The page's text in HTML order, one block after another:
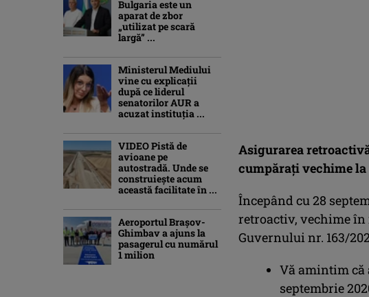
Asigurarea
cumpăraţi vechime la
Începând cu 28
retroactiv, vechime în
Guvernului nr. 163/
Vă amintim
septembrie
Bulgaria este un
aparat de zbor
„utilizat pe scară
largă” ...
Ministerul Mediului
vine cu explicații
după ce liderul
senatorilor AUR a
acuzat instituția ...
VIDEO Pistă de
avioane pe
autostradă. Unde se
construiește acum
această facilitate în ...
Aeroportul Brașov-
Ghimbav a ajuns la
pasagerul cu numărul
1 milion